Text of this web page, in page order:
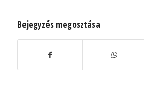
Bejegyzés megosztása